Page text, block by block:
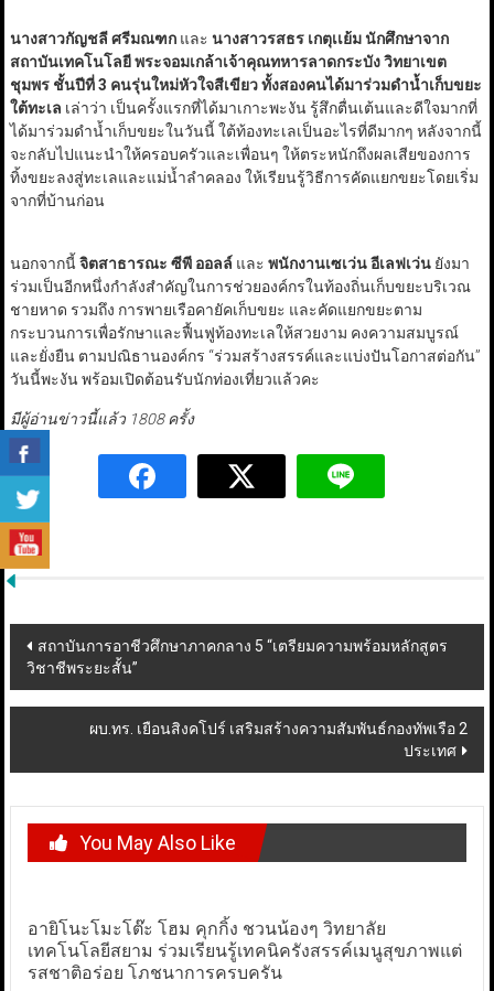
นางสาวกัญชลี ศรีมณฑกและ นางสาวรสธร เกตุเเย้มนักศึกษาจาก
สถาบันเทคโนโลยี พระจอมเกล้าเจ้าคุณทหารลาดกระบัง วิทยาเขต
ชุมพร ชั้นปีที่ 3 คนรุ่นใหม่หัวใจสีเขียว ทั้งสองคนได้มาร่วมดำน้ำเก็บขยะ
ใต้ทะเล เล่าว่า เป็นครั้งแรกที่ได้มาเกาะพะงัน รู้สึกตื่นเต้นและดีใจมากที่
ได้มาร่วมดำน้ำเก็บขยะในวันนี้ ใต้ท้องทะเลเป็นอะไรที่ดีมากๆ หลังจากนี้
จะกลับไปแนะนำให้ครอบครัวและเพื่อนๆ ให้ตระหนักถึงผลเสียของการ
ทิ้งขยะลงสู่ทะเลและแม่น้ำลำคลอง ให้เรียนรู้วิธีการคัดแยกขยะโดยเริ่ม
จากที่บ้านก่อน
นอกจากนี้จิตสาธารณะ ซีพี ออลล์ และ พนักงานเซเว่น อีเลฟเว่นยังมา
ร่วมเป็นอีกหนึ่งกำลังสำคัญในการช่วยองค์กรในท้องถิ่นเก็บขยะบริเวณ
ชายหาด รวมถึง การพายเรือคายัคเก็บขยะ และคัดแยกขยะตาม
กระบวนการเพื่อรักษาและฟื้นฟูท้องทะเลให้สวยงาม คงความสมบูรณ์
และยั่งยืน ตามปณิธานองค์กร “ร่วมสร้างสรรค์และแบ่งปันโอกาสต่อกัน”
วันนี้พะงัน พร้อมเปิดต้อนรับนักท่องเที่ยวแล้วคะ
มีผู้อ่านข่าวนี้แล้ว 1808 ครั้ง
Post
navigation
สถาบันการอาชีวศึกษาภาคกลาง 5 “เตรียมความพร้อมหลักสูตร
วิชาชีพระยะสั้น”
ผบ.ทร. เยือนสิงคโปร์ เสริมสร้างความสัมพันธ์กองทัพเรือ 2
ประเทศ
You May Also Like
อายิโนะโมะโต๊ะ โฮม คุกกิ้ง ชวนน้องๆ วิทยาลัย
เทคโนโลยีสยาม ร่วมเรียนรู้เทคนิครังสรรค์เมนูสุขภาพแต่
รสชาติอร่อย โภชนาการครบครัน